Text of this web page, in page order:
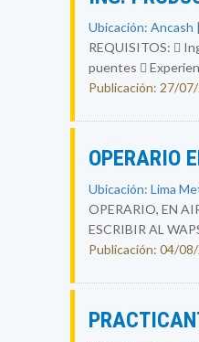
Ubicación: Ancash
REQUISITOS: 
puentes 
Publicación: 27/
OPERARIO
Ubicación: Lima
OPERARIO, EN
ESCRIBIR AL
Publicación: 04/